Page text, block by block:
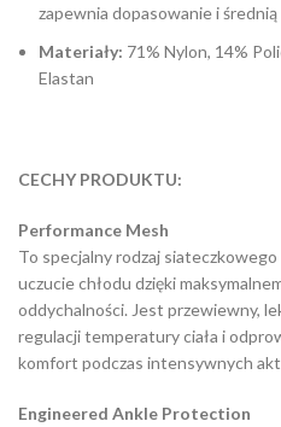
zapewnia dopasowanie i
Materiały: 71% Nylon, 14%
Elastan
CECHY PRODUKTU:
Performance Mesh
To specjalny rodzaj
uczucie chłodu dzięki
oddychalności. Jest przewiewny,
regulacji temperatury ciała i
komfort podczas intensywnych
Engineered Ankle Protection